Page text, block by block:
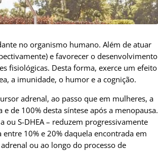
no organismo humano. Além de atuar
e favorecer o desenvolvimento
fisiológicas. Desta forma, exerce um efeito
a imunidade, o humor e a cognição.
adrenal, ao passo que em mulheres, a
de 100% desta síntese após a menopausa.
S-DHEA – reduzem progressivamente
10% e 20% daquela encontrada em
ou ao longo do processo de